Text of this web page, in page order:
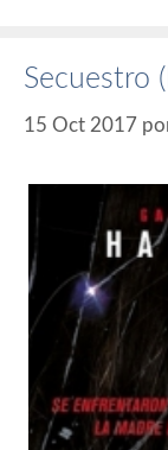
Secuestro
15 Oct 2017